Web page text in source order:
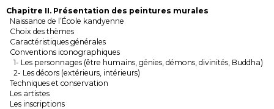
Chapitre II. Présentation des peintures murales
Naissance de l’École kandyenne
Choix des thèmes
Caractéristiques générales
Conventions iconographiques
1- Les personnages (être humains, génies, démons, divinités, Buddha)
2- Les décors (extérieurs, intérieurs)
Techniques et conservation
Les artistes
Les inscriptions